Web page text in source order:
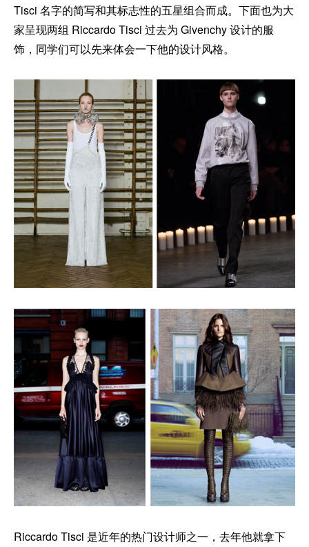
Tisci 名字的简写和其标志性的五星组合而成。下面也为大
家呈现两组 Riccardo Tisci 过去为 Givenchy 设计的服
饰，同学们可以先来体会一下他的设计风格。
Riccardo Tisci 是近年的热门设计师之一，去年他就拿下